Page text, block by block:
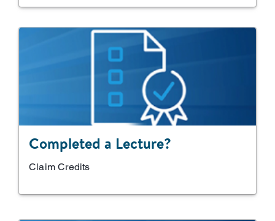
Completed a Lecture?
Claim Credits